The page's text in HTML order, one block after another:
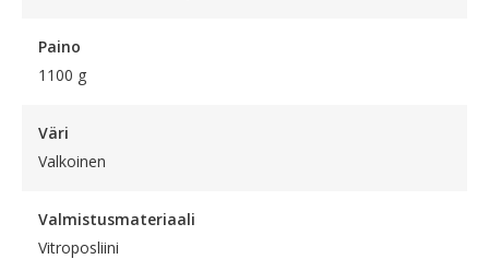
Paino
1100 g
Väri
Valkoinen
Valmistusmateriaali
Vitroposliini